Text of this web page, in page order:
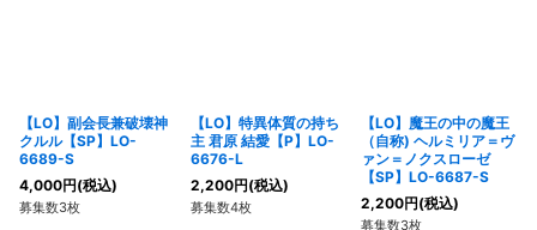
【LO】副会長兼破壊神
クルル【SP】LO-
6689-S
4,000円(税込)
募集数3枚
【LO】特異体質の持ち
主 君原 結愛【P】LO-
6676-L
2,200円(税込)
募集数4枚
【LO】魔王の中の魔王
（自称) ヘルミリア＝ヴ
ァン＝ノクスローゼ
【SP】LO-6687-S
2,200円(税込)
募集数3枚